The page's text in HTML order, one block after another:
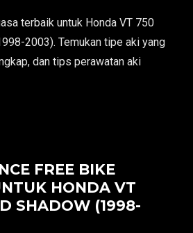
terbaik untuk Honda VT 750
2003). Temukan tipe aki yang
dan tips perawatan aki
FREE BIKE
HONDA VT
SHADOW (1998-